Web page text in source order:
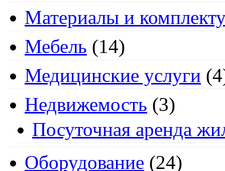
Материалы и
Мебель (14)
Медицинские услуги
Недвижемость (3)
Посуточная аренда
Оборудование (24)